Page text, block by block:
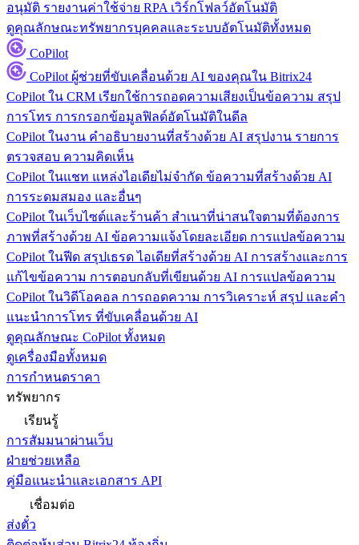
อนุมัติ รายงานค่าใช้จ่าย RPA เวิร์กโฟลว์อัตโนมัติ
ดูคุณลักษณะทรัพยากรบุคคลและระบบอัตโนมัติทั้งหมด
CoPilot
CoPilot ผู้ช่วยที่ขับเคลื่อนด้วย AI ของคุณใน Bitrix24
CoPilot ใน CRM เรียกใช้การถอดความเสียงเป็นข้อความ สรุป
การโทร การกรอกข้อมูลฟิลด์อัตโนมัติในดีล
CoPilot ในงาน คำอธิบายงานที่สร้างด้วย AI สรุปงาน รายการ
ตรวจสอบ ความคิดเห็น
CoPilot ในแชท แหล่งไอเดียไม่จำกัด ข้อความที่สร้างด้วย AI
การระดมสมอง และอื่นๆ
CoPilot ในเว็บไซต์และร้านค้า สำเนาที่น่าสนใจตามที่ต้องการ
ภาพที่สร้างด้วย AI ข้อความแจ้งโดยละเอียด การแปลข้อความ
CoPilot ในฟีด สรุปเธรด ไอเดียที่สร้างด้วย AI การสร้างและการ
แก้ไขข้อความ การตอบกลับที่เขียนด้วย AI การแปลข้อความ
CoPilot ในวิดีโอคอล การถอดความ การวิเคราะห์ สรุป และคำ
แนะนำการโทร ที่ขับเคลื่อนด้วย AI
ดูคุณลักษณะ CoPilot ทั้งหมด
ดูเครื่องมือทั้งหมด
การกำหนดราคา
ทรัพยากร
เรียนรู้
การสัมมนาผ่านเว็บ
ฝ่ายช่วยเหลือ
คู่มือแนะนำและเอกสาร API
เชื่อมต่อ
ส่งตั๋ว